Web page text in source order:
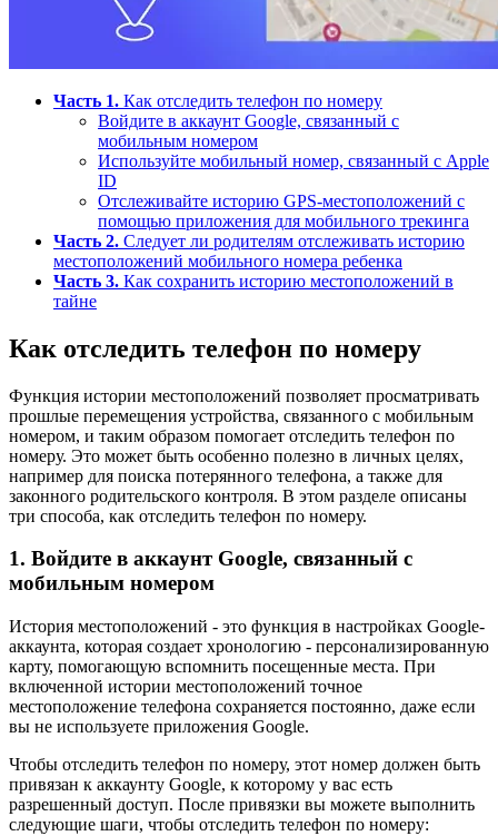
Часть 1. Как отследить телефон по номеру
Войдите в аккаунт Google, связанный с
мобильным номером
Используйте мобильный номер, связанный с Apple
ID
Отслеживайте историю GPS-местоположений с
помощью приложения для мобильного трекинга
Часть 2. Следует ли родителям отслеживать историю
местоположений мобильного номера ребенка
Часть 3. Как сохранить историю местоположений в
тайне
Как отследить телефон по номеру
Функция истории местоположений позволяет просматривать
прошлые перемещения устройства, связанного с мобильным
номером, и таким образом помогает отследить телефон по
номеру. Это может быть особенно полезно в личных целях,
например для поиска потерянного телефона, а также для
законного родительского контроля. В этом разделе описаны
три способа, как отследить телефон по номеру.
1. Войдите в аккаунт Google, связанный с
мобильным номером
История местоположений - это функция в настройках Google-
аккаунта, которая создает хронологию - персонализированную
карту, помогающую вспомнить посещенные места. При
включенной истории местоположений точное
местоположение телефона сохраняется постоянно, даже если
вы не используете приложения Google.
Чтобы отследить телефон по номеру, этот номер должен быть
привязан к аккаунту Google, к которому у вас есть
разрешенный доступ. После привязки вы можете выполнить
следующие шаги, чтобы отследить телефон по номеру: